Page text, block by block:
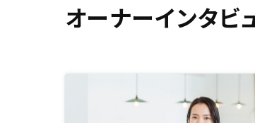
オーナーインタビ